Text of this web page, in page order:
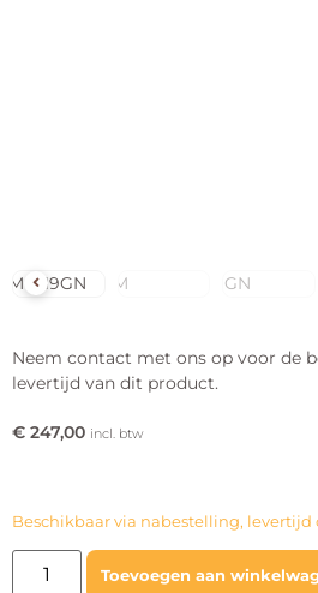
Neem contact met ons op voor de
levertijd van dit product.
€ 247,00 incl. btw
Beschikbaar via nabestelling, levertijd
Toevoegen aan